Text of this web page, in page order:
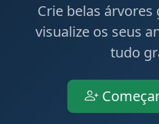
Crie belas
visualize os seus
tudo